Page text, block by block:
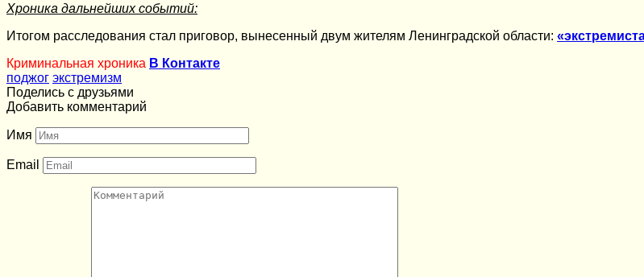
Хроника дальнейших событий:
Итогом расследования стал приговор, вынесенный двум жителям Ленинградской области:
Криминальная хроника В Контакте
поджог экстремизм
Поделись с друзьями
Добавить комментарий
Имя
Email